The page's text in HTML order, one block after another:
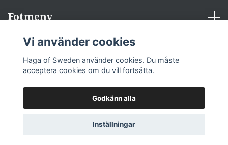
Fotmeny
Sociala medier
© 2026 Haga of Sweden
Vi använder cookies
Haga of Sweden använder cookies. Du måste
acceptera cookies om du vill fortsätta.
Godkänn alla
Inställningar